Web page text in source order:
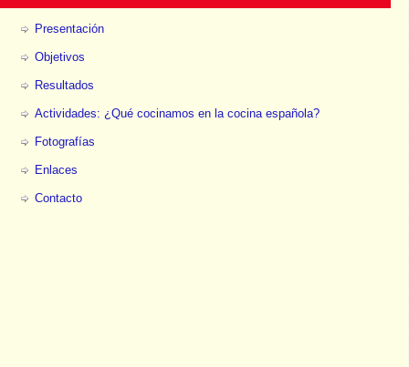
Presentación
Objetivos
Resultados
Actividades: ¿Qué cocinamos en la cocina española?
Fotografías
Enlaces
Contacto